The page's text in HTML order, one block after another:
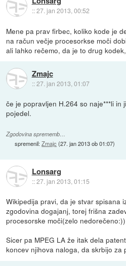
::27. jan 2013, 00:52
Mene pa prav firbec, koliko kode je
na račun večje procesorkse moči
ali lahko rečemo, da je to drug
Zmajc
::27. jan 2013, 01:07
če je popravljen H.264 so naje***li in
pojedel.
Zgodovina sprememb…
spremenil:Zmajc (27. jan 2013 ob 01:07)
Lonsarg
::27. jan 2013, 01:15
Wikipedija pravi, da je stvar spisana
zgodovina dogajanj, torej frišna
procesorske moči(zelo
Sicer pa MPEG LA že itak dela
koncev njihova naloga, da skrbijo za